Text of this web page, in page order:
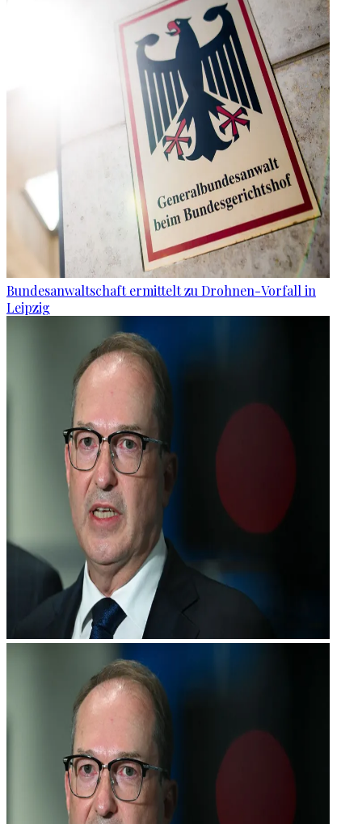
Bundesanwaltschaft ermittelt zu Drohnen-Vorfall in
Leipzig